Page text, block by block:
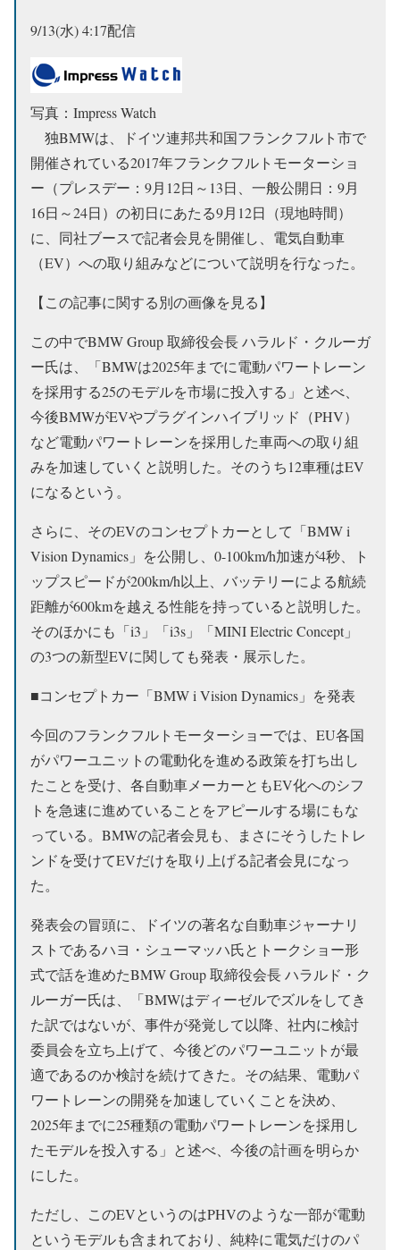
9/13(水) 4:17配信
写真：Impress Watch
独BMWは、ドイツ連邦共和国フランクフルト市で
開催されている2017年フランクフルトモーターショ
ー（プレスデー：9月12日～13日、一般公開日：9月
16日～24日）の初日にあたる9月12日（現地時間）
に、同社ブースで記者会見を開催し、電気自動車
（EV）への取り組みなどについて説明を行なった。
【この記事に関する別の画像を見る】
この中でBMW Group 取締役会長 ハラルド・クルーガ
ー氏は、「BMWは2025年までに電動パワートレーン
を採用する25のモデルを市場に投入する」と述べ、
今後BMWがEVやプラグインハイブリッド（PHV）
など電動パワートレーンを採用した車両への取り組
みを加速していくと説明した。そのうち12車種はEV
になるという。
さらに、そのEVのコンセプトカーとして「BMW i
Vision Dynamics」を公開し、0-100km/h加速が4秒、ト
ップスピードが200km/h以上、バッテリーによる航続
距離が600kmを越える性能を持っていると説明した。
そのほかにも「i3」「i3s」「MINI Electric Concept」
の3つの新型EVに関しても発表・展示した。
■コンセプトカー「BMW i Vision Dynamics」を発表
今回のフランクフルトモーターショーでは、EU各国
がパワーユニットの電動化を進める政策を打ち出し
たことを受け、各自動車メーカーともEV化へのシフ
トを急速に進めていることをアピールする場にもな
っている。BMWの記者会見も、まさにそうしたトレ
ンドを受けてEVだけを取り上げる記者会見になっ
た。
発表会の冒頭に、ドイツの著名な自動車ジャーナリ
ストであるハヨ・シューマッハ氏とトークショー形
式で話を進めたBMW Group 取締役会長 ハラルド・ク
ルーガー氏は、「BMWはディーゼルでズルをしてき
た訳ではないが、事件が発覚して以降、社内に検討
委員会を立ち上げて、今後どのパワーユニットが最
適であるのか検討を続けてきた。その結果、電動パ
ワートレーンの開発を加速していくことを決め、
2025年までに25種類の電動パワートレーンを採用し
たモデルを投入する」と述べ、今後の計画を明らか
にした。
ただし、このEVというのはPHVのような一部が電動
というモデルも含まれており、純粋に電気だけのパ